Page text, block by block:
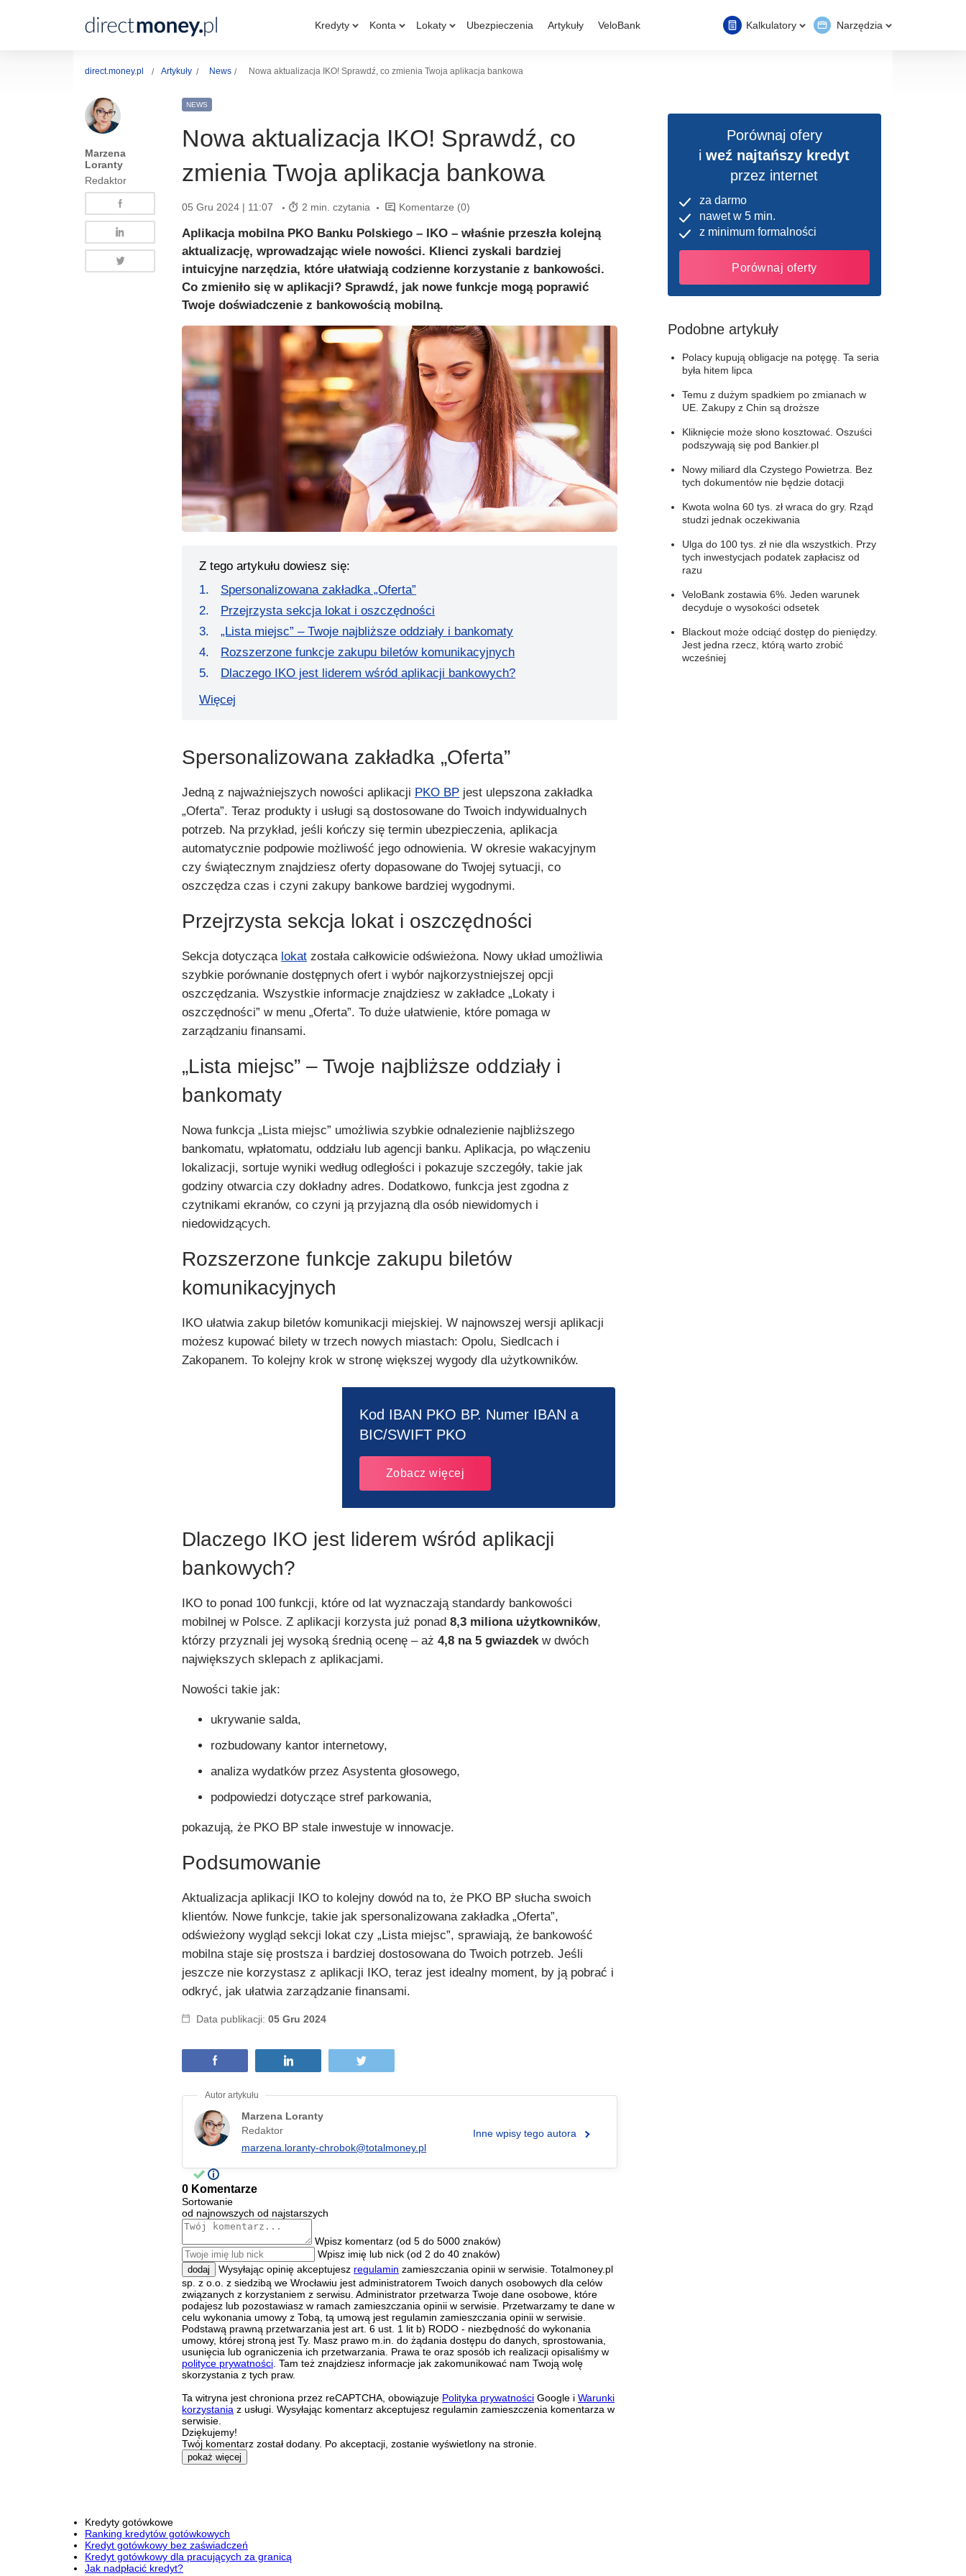
Kredyty Konta Lokaty Ubezpieczenia Artykuły VeloBank Kalkulatory Narzędzia
direct.money.pl Artykuły News Nowa aktualizacja IKO! Sprawdź, co zmienia Twoja aplikacja bankowa
Marzena
Loranty
Redaktor
NEWS
Nowa aktualizacja IKO! Sprawdź, co
zmienia Twoja aplikacja bankowa
05 Gru 2024 | 11:07 2 min. czytania Komentarze (0)
Aplikacja mobilna PKO Banku Polskiego – IKO – właśnie przeszła kolejną
aktualizację, wprowadzając wiele nowości. Klienci zyskali bardziej
intuicyjne narzędzia, które ułatwiają codzienne korzystanie z bankowości.
Co zmieniło się w aplikacji? Sprawdź, jak nowe funkcje mogą poprawić
Twoje doświadczenie z bankowością mobilną.
Z tego artykułu dowiesz się:
Spersonalizowana zakładka „Oferta”
Przejrzysta sekcja lokat i oszczędności
„Lista miejsc” – Twoje najbliższe oddziały i bankomaty
Rozszerzone funkcje zakupu biletów komunikacyjnych
Dlaczego IKO jest liderem wśród aplikacji bankowych?
Więcej
Spersonalizowana zakładka „Oferta”
Jedną z najważniejszych nowości aplikacji PKO BP jest ulepszona zakładka
„Oferta”. Teraz produkty i usługi są dostosowane do Twoich indywidualnych
potrzeb. Na przykład, jeśli kończy się termin ubezpieczenia, aplikacja
automatycznie podpowie możliwość jego odnowienia. W okresie wakacyjnym
czy świątecznym znajdziesz oferty dopasowane do Twojej sytuacji, co
oszczędza czas i czyni zakupy bankowe bardziej wygodnymi.
Przejrzysta sekcja lokat i oszczędności
Sekcja dotycząca lokat została całkowicie odświeżona. Nowy układ umożliwia
szybkie porównanie dostępnych ofert i wybór najkorzystniejszej opcji
oszczędzania. Wszystkie informacje znajdziesz w zakładce „Lokaty i
oszczędności” w menu „Oferta”. To duże ułatwienie, które pomaga w
zarządzaniu finansami.
„Lista miejsc” – Twoje najbliższe oddziały i
bankomaty
Nowa funkcja „Lista miejsc” umożliwia szybkie odnalezienie najbliższego
bankomatu, wpłatomatu, oddziału lub agencji banku. Aplikacja, po włączeniu
lokalizacji, sortuje wyniki według odległości i pokazuje szczegóły, takie jak
godziny otwarcia czy dokładny adres. Dodatkowo, funkcja jest zgodna z
czytnikami ekranów, co czyni ją przyjazną dla osób niewidomych i
niedowidzących.
Rozszerzone funkcje zakupu biletów
komunikacyjnych
IKO ułatwia zakup biletów komunikacji miejskiej. W najnowszej wersji aplikacji
możesz kupować bilety w trzech nowych miastach: Opolu, Siedlcach i
Zakopanem. To kolejny krok w stronę większej wygody dla użytkowników.
Kod IBAN PKO BP. Numer IBAN a
BIC/SWIFT PKO
Zobacz więcej
Dlaczego IKO jest liderem wśród aplikacji
bankowych?
IKO to ponad 100 funkcji, które od lat wyznaczają standardy bankowości
mobilnej w Polsce. Z aplikacji korzysta już ponad8,3 miliona użytkowników,
którzy przyznali jej wysoką średnią ocenę – aż4,8 na 5 gwiazdek w dwóch
największych sklepach z aplikacjami.
Nowości takie jak:
ukrywanie salda,
rozbudowany kantor internetowy,
analiza wydatków przez Asystenta głosowego,
podpowiedzi dotyczące stref parkowania,
pokazują, że PKO BP stale inwestuje w innowacje.
Podsumowanie
Aktualizacja aplikacji IKO to kolejny dowód na to, że PKO BP słucha swoich
klientów. Nowe funkcje, takie jak spersonalizowana zakładka „Oferta”,
odświeżony wygląd sekcji lokat czy „Lista miejsc”, sprawiają, że bankowość
mobilna staje się prostsza i bardziej dostosowana do Twoich potrzeb. Jeśli
jeszcze nie korzystasz z aplikacji IKO, teraz jest idealny moment, by ją pobrać i
odkryć, jak ułatwia zarządzanie finansami.
Data publikacji:05 Gru 2024
Marzena Loranty
Redaktor
marzena.loranty-chrobok@totalmoney.pl
Inne wpisy tego autora
0 Komentarze
Sortowanie
od najnowszych od najstarszych
Wpisz komentarz (od 5 do 5000 znaków)
Wpisz imię lub nick (od 2 do 40 znaków)
dodaj Wysyłając opinię akceptujesz regulamin zamieszczania opinii w serwisie. Totalmoney.pl
sp. z o.o. z siedzibą we Wrocławiu jest administratorem Twoich danych osobowych dla celów
związanych z korzystaniem z serwisu. Administrator przetwarza Twoje dane osobowe, które
podajesz lub pozostawiasz w ramach zamieszczania opinii w serwisie. Przetwarzamy te dane w
celu wykonania umowy z Tobą, tą umową jest regulamin zamieszczania opinii w serwisie.
Podstawą prawną przetwarzania jest art. 6 ust. 1 lit b) RODO - niezbędność do wykonania
umowy, której stroną jest Ty. Masz prawo m.in. do żądania dostępu do danych, sprostowania,
usunięcia lub ograniczenia ich przetwarzania. Prawa te oraz sposób ich realizacji opisaliśmy w
polityce prywatności . Tam też znajdziesz informacje jak zakomunikować nam Twoją wolę
skorzystania z tych praw.
Ta witryna jest chroniona przez reCAPTCHA, obowiązuje Polityka prywatności Google iWarunki
korzystania z usługi. Wysyłając komentarz akceptujesz regulamin zamieszczenia komentarza w
serwisie.
Dziękujemy!
Twój komentarz został dodany. Po akceptacji, zostanie wyświetlony na stronie.
pokaż więcej
Porównaj ofery
iweź najtańszy kredyt
przez internet
za darmo
nawet w 5 min.
z minimum formalności
Porównaj oferty
Podobne artykuły
Polacy kupują obligacje na potęgę. Ta seria
była hitem lipca
Temu z dużym spadkiem po zmianach w
UE. Zakupy z Chin są droższe
Kliknięcie może słono kosztować. Oszuści
podszywają się pod Bankier.pl
Nowy miliard dla Czystego Powietrza. Bez
tych dokumentów nie będzie dotacji
Kwota wolna 60 tys. zł wraca do gry. Rząd
studzi jednak oczekiwania
Ulga do 100 tys. zł nie dla wszystkich. Przy
tych inwestycjach podatek zapłacisz od
razu
VeloBank zostawia 6%. Jeden warunek
decyduje o wysokości odsetek
Blackout może odciąć dostęp do pieniędzy.
Jest jedna rzecz, którą warto zrobić
wcześniej
Kredyty gotówkowe
Ranking kredytów gotówkowych
Kredyt gotówkowy bez zaświadczeń
Kredyt gotówkowy dla pracujących za granicą
Jak nadpłacić kredyt?